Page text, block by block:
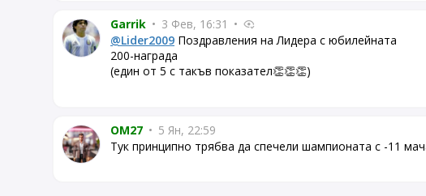
Garrik • 3 Фев, 16:31 •
@Lider2009 Поздравления на Лидера с юбилейната
200-награда
(един от 5 с такъв показател👏👏👏)
OM27 • 5 Ян, 22:59
Тук принципно трябва да спечели шампионата с -11